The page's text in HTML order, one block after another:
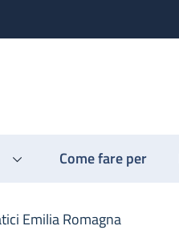
Come fare per
Emilia Romagna